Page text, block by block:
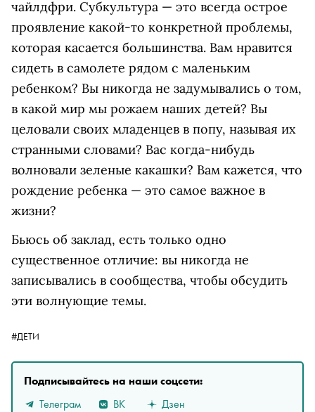
чайлдфри. Субкультура — это всегда острое
проявление какой-то конкретной проблемы,
которая касается большинства. Вам нравится
сидеть в самолете рядом с маленьким
ребенком? Вы никогда не задумывались о том,
в какой мир мы рожаем наших детей? Вы
целовали своих младенцев в попу, называя их
странными словами? Вас когда-нибудь
волновали зеленые какашки? Вам кажется, что
рождение ребенка — это самое важное в
жизни?
Бьюсь об заклад, есть только одно
существенное отличие: вы никогда не
записывались в сообщества, чтобы обсудить
эти волнующие темы.
#ДЕТИ
Подписывайтесь на наши соцсети:
Телеграм
ВК Дзен